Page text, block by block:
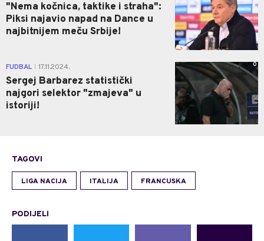
"Nema kočnica, taktike i straha":
Piksi najavio napad na Dance u
najbitnijem meču Srbije!
FUDBAL 17.11.2024.
Sergej Barbarez statistički
najgori selektor "zmajeva" u
istoriji!
0
TAGOVI
LIGA NACIJA ITALIJA FRANCUSKA
PODIJELI